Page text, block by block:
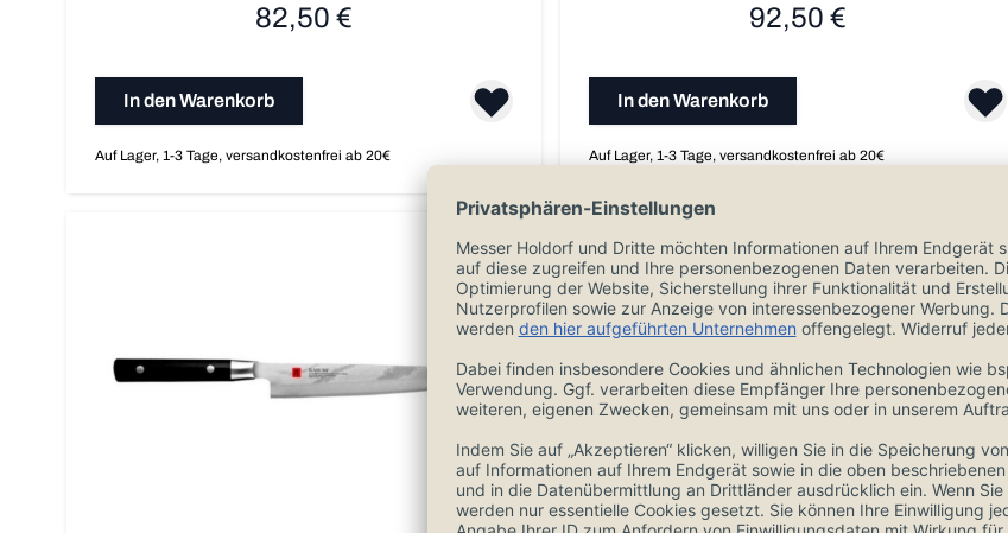
82,50 €
In den Warenkorb
Auf Lager, 1-3 Tage, versandkostenfrei ab 20€
92,50 €
In den Warenkorb
Auf Lager, 1-3 Tage, versandkostenfrei ab 20€